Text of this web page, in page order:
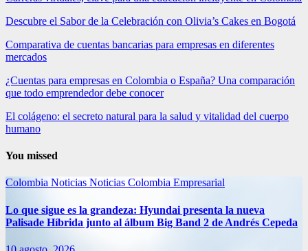
Descubre el Sabor de la Celebración con Olivia’s Cakes en Bogotá
Comparativa de cuentas bancarias para empresas en diferentes
mercados
¿Cuentas para empresas en Colombia o España? Una comparación
que todo emprendedor debe conocer
El colágeno: el secreto natural para la salud y vitalidad del cuerpo
humano
You missed
Colombia Noticias Noticias Colombia Empresarial
Lo que sigue es la grandeza: Hyundai presenta la nueva
Palisade Híbrida junto al álbum Big Band 2 de Andrés Cepeda